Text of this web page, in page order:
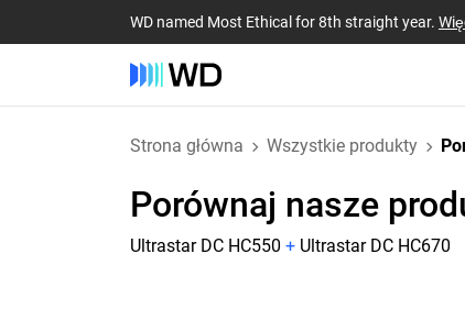
WD named Most Ethical for 8th straight year.
Strona główna Wszystkie produkty
Porównaj nasze
Ultrastar DC HC550 + Ultrastar DC HC670